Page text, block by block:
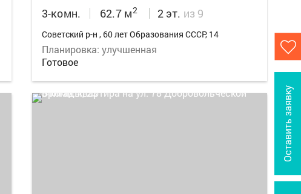
Оставить заявку
3-комн. 62.7 м2 2 эт. из 9
Советский р-н , 60 лет Образования СССР, 14
Планировка: улучшенная
Готовое